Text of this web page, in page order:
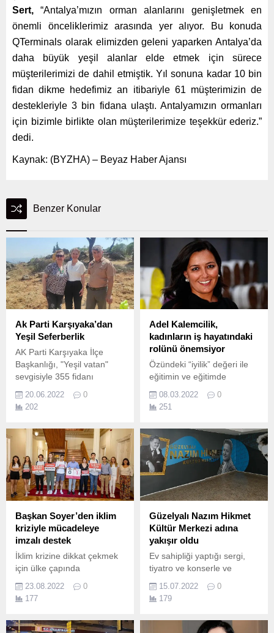
Sert, “Antalya’mızın orman alanlarını genişletmek en
önemli önceliklerimiz arasında yer alıyor. Bu konuda
QTerminals olarak elimizden geleni yaparken Antalya’da
daha büyük yeşil alanlar elde etmek için sürece
müşterilerimizi de dahil etmiştik. Yıl sonuna kadar 10 bin
fidan dikme hedefimiz an itibariyle 61 müşterimizin de
destekleriyle 3 bin fidana ulaştı. Antalyamızın ormanları
için bizimle birlikte olan müşterilerimize teşekkür ederiz.”
dedi.
Kaynak: (BYZHA) – Beyaz Haber Ajansı
Benzer Konular
Ak Parti Karşıyaka’dan
Yeşil Seferberlik
AK Parti Karşıyaka İlçe
Başkanlığı, "Yeşil vatan"
sevgisiyle 355 fidanı
20.06.2022
0
202
Adel Kalemcilik,
kadınların iş hayatındaki
rolünü önemsiyor
Özündeki “iyilik” değeri ile
eğitimin ve eğitimde
destekçisi olan Adel
Kalemcilik, kadınların iş
üstlenmelerine destek
olurken kadın çalışan
oranıyla da öne çıkıyor.
08.03.2022
0
251
Başkan Soyer’den iklim
kriziyle mücadeleye
imzalı destek
İklim krizine dikkat çekmek
için ülke çapında
Genç İklim aktivistleri İzmir
Büyükşehir Belediye
ziyaret etti.
23.08.2022
0
177
Güzelyalı Nazım Hikmet
Kültür Merkezi adına
yakışır oldu
Ev sahipliği yaptığı sergi,
tiyatro ve konserle ve
sanatı hayatın içine katan
Konak Belediyesi Güzelyalı
Merkezi, yeni sezona yeni
15.07.2022
0
179